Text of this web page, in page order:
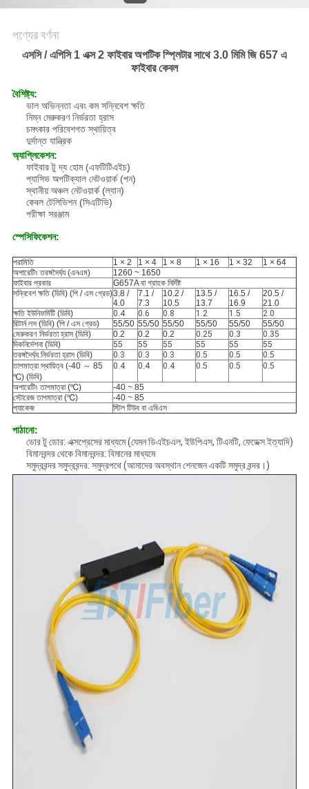
পণ্যের বর্ণনা
এসসি / এপিসি 1 এক্স 2 ফাইবার অপটিক স্প্লিটার সাথে 3.0 মিমি জি 657 এ
ফাইবার কেবল
বৈশিষ্ট্য:
ভাল অভিন্নতা এবং কম সন্নিবেশ ক্ষতি
নিম্ন মেরুকরণ নির্ভরতা হ্রাস
চমৎকার পরিবেশগত স্থায়িত্ব
দুর্দান্ত যান্ত্রিক
অ্যাপ্লিকেশন:
ফাইবার টু দ্য হোম (এফটিটিএইচ)
প্যাসিভ অপটিক্যাল নেটওয়ার্ক (পন)
স্থানীয় অঞ্চল নেটওয়ার্ক (ল্যান)
কেবল টেলিভিশন (সিএটিভি)
পরীক্ষা সরঞ্জাম
স্পেসিফিকেশন:
পরামিতি 1 × 2 1 × 4 1 × 8 1 × 16 1 × 32
1 × 64
অপারেটিং তরঙ্গদৈর্ঘ্য (এনএম)
1260 ~ 1650
ফাইবার প্রকার
G657A বা গ্রাহক নির্দিষ্ট
সন্নিবেশ ক্ষতি (ডিবি) (পি / এস গ্রেড)3.8 /
4.0
7.1 /
7.3
10.2 /
10.5
13.5 /
13.7
16.5 /
16.9
20.5 /
21.0
ক্ষতি ইউনিফর্মিটি (ডিবি)
0.4 0.6 0.8 1.2 1.5
2.0
রিটার্ন লস (ডিবি) (পি / এস গ্রেড)
55/50 55/50 55/50 55/50 55/50
55/50
মেরুকরণ নির্ভরতা হ্রাস (ডিবি)
0.2 0.2 0.2 0.25 0.3
0.35
দিকনির্দেশনা (ডিবি)
55 55 55 55 55
55
তরঙ্গদৈর্ঘ্য নির্ভরতা হ্রাস (ডিবি)
0.3 0.3 0.3 0.5 0.5
0.5
তাপমাত্রা স্থায়িত্ব (-40 ～ 85
℃) (ডিবি)
0.4 0.4 0.4 0.5 0.5 0.5
অপারেটিং তাপমাত্রা (℃)
-40 ~ 85
স্টোরেজ তাপমাত্রা (℃)
-40 ~ 85
প্যাকেজ
স্টিল টিউব বা এবিএস
পাঠানো:
ডোর টু ডোর: এক্সপ্রেসের মাধ্যমে (যেমন ডিএইচএল, ইউপিএস, টিএনটি, ফেডেক্স ইত্যাদি)
বিমানবন্দর থেকে বিমানবন্দর: বিমানের মাধ্যমে
সমুদ্রবন্দর সমুদ্রবন্দর: সমুদ্রপথে (আমাদের অবস্থান শেনজেন একটি সমুদ্র বন্দর।)